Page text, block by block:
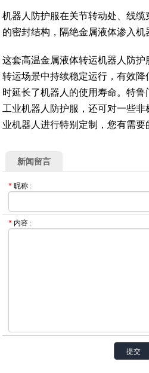
机器人防护服在关节转动处、线
的密封结构，隔绝金属液体渗入机
这套高温金属液体转运机器人防
转运场景中持续稳定运行，有效降
时延长了机器人的使用寿命。特
工业机器人防护服，还可对一些
业机器人进行特别定制，您有需要
新闻留言
* 昵称 :
* 内容 :